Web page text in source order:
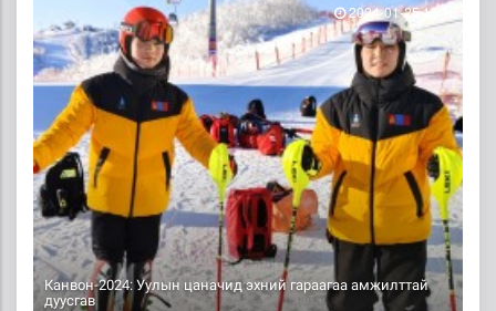
Канвон-2024: Уулын цаначид эхний гараагаа амжилттай
дуусгав
2024-01-25 13:15